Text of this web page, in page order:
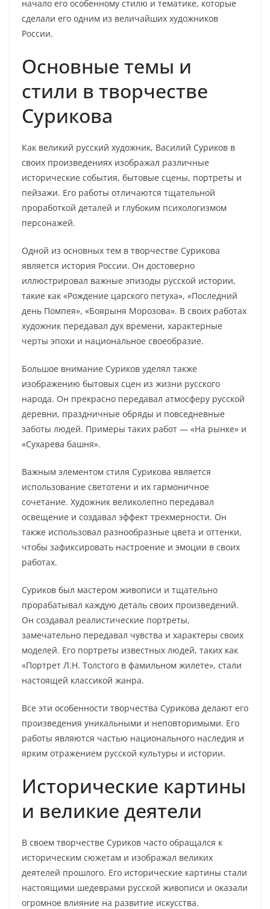
начало его особенному стилю и тематике, которые
сделали его одним из величайших художников
России.
Основные темы и
стили в творчестве
Сурикова
Как великий русский художник, Василий Суриков в
своих произведениях изображал различные
исторические события, бытовые сцены, портреты и
пейзажи. Его работы отличаются тщательной
проработкой деталей и глубоким психологизмом
персонажей.
Одной из основных тем в творчестве Сурикова
является история России. Он достоверно
иллюстрировал важные эпизоды русской истории,
такие как «Рождение царского петуха», «Последний
день Помпея», «Боярыня Морозова». В своих работах
художник передавал дух времени, характерные
черты эпохи и национальное своеобразие.
Большое внимание Суриков уделял также
изображению бытовых сцен из жизни русского
народа. Он прекрасно передавал атмосферу русской
деревни, праздничные обряды и повседневные
заботы людей. Примеры таких работ — «На рынке» и
«Сухарева башня».
Важным элементом стиля Сурикова является
использование светотени и их гармоничное
сочетание. Художник великолепно передавал
освещение и создавал эффект трехмерности. Он
также использовал разнообразные цвета и оттенки,
чтобы зафиксировать настроение и эмоции в своих
работах.
Суриков был мастером живописи и тщательно
прорабатывал каждую деталь своих произведений.
Он создавал реалистические портреты,
замечательно передавал чувства и характеры своих
моделей. Его портреты известных людей, таких как
«Портрет Л.Н. Толстого в фамильном жилете», стали
настоящей классикой жанра.
Все эти особенности творчества Сурикова делают его
произведения уникальными и неповторимыми. Его
работы являются частью национального наследия и
ярким отражением русской культуры и истории.
Исторические картины
и великие деятели
В своем творчестве Суриков часто обращался к
историческим сюжетам и изображал великих
деятелей прошлого. Его исторические картины стали
настоящими шедеврами русской живописи и оказали
огромное влияние на развитие искусства.